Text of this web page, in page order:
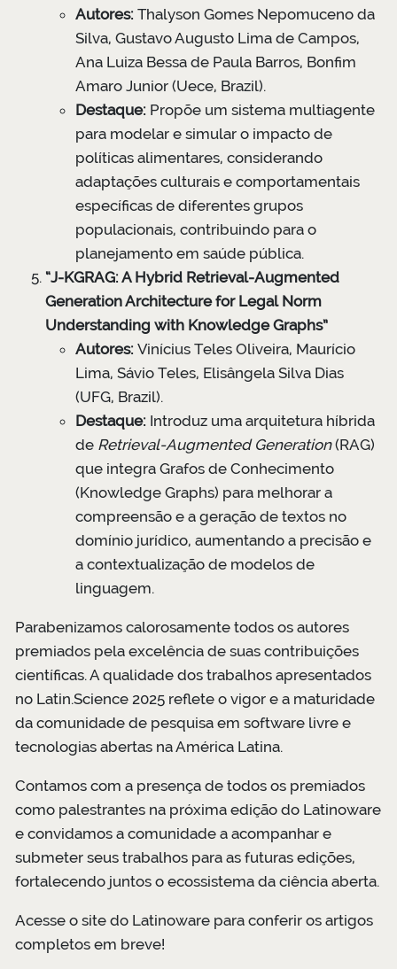
Autores: Thalyson Gomes Nepomuceno da
Silva, Gustavo Augusto Lima de Campos,
Ana Luiza Bessa de Paula Barros, Bonfim
Amaro Junior (Uece, Brazil).
Destaque: Propõe um sistema multiagente
para modelar e simular o impacto de
políticas alimentares, considerando
adaptações culturais e comportamentais
específicas de diferentes grupos
populacionais, contribuindo para o
planejamento em saúde pública.
“J-KGRAG: A Hybrid Retrieval-Augmented
Generation Architecture for Legal Norm
Understanding with Knowledge Graphs”
Autores: Vinícius Teles Oliveira, Maurício
Lima, Sávio Teles, Elisângela Silva Dias
(UFG, Brazil).
Destaque: Introduz uma arquitetura híbrida
de Retrieval-Augmented Generation(RAG)
que integra Grafos de Conhecimento
(Knowledge Graphs) para melhorar a
compreensão e a geração de textos no
domínio jurídico, aumentando a precisão e
a contextualização de modelos de
linguagem.
Parabenizamos calorosamente todos os autores
premiados pela excelência de suas contribuições
científicas. A qualidade dos trabalhos apresentados
no Latin.Science 2025 reflete o vigor e a maturidade
da comunidade de pesquisa em software livre e
tecnologias abertas na América Latina.
Contamos com a presença de todos os premiados
como palestrantes na próxima edição do Latinoware
e convidamos a comunidade a acompanhar e
submeter seus trabalhos para as futuras edições,
fortalecendo juntos o ecossistema da ciência aberta.
Acesse o site do Latinoware para conferir os artigos
completos em breve!